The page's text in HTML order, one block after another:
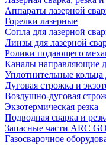
Аппараты лазерной
Горелки лазерные
Сопла для лазерной
Линзы для лазерной
Ролики подающего
Каналы направляющие
Уплотнительные кольца
Дуговая строжка и
Воздушно-дуговая
Экзотермическая резка
Подводная сварка и
Запасные части ARC
Газосварочное